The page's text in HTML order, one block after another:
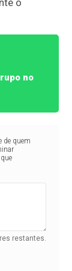
no
de quem
restantes.